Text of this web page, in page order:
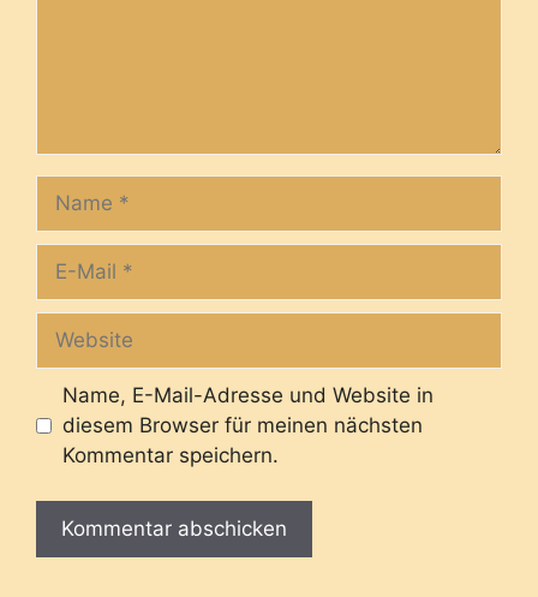
Mail
Name, E-Mail-Adresse und Website in
diesem Browser für meinen nächsten
Kommentar speichern.